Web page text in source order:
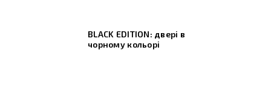
BLACK EDITION: двері в
чорному кольорі